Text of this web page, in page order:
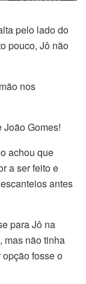
pelo lado do
pouco, Jô não
nos
João Gomes!
achou que
a ser feito e
antes
para Jô na
mas não tinha
fosse o